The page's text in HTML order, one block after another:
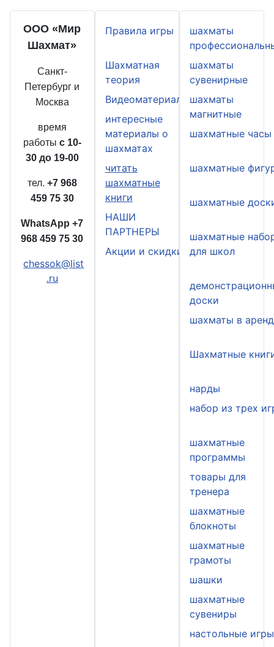
ООО «Мир
Шахмат»
Санкт-
Петербург и
Москва
время
работы с 10-
30 до 19-00
тел. +7 968
459 75 30
WhatsApp+7
968 459 75 30
chessok@list
.ru
Правила игры
Шахматная
теория
Видеоматериалы
интересные
материалы о
шахматах
читать
шахматные
книги
НАШИ
ПАРТНЕРЫ
Акции и скидки
шахматы
шахматы
сувенирные
шахматы
магнитные
шахматные часы
шахматные
шахматные
шахматные
для школ
доски
шахматы в
Шахматные
нарды
набор из трех
шахматные
программы
товары для
тренера
шахматные
блокноты
шахматные
грамоты
шашки
шахматные
сувениры
настольные игры